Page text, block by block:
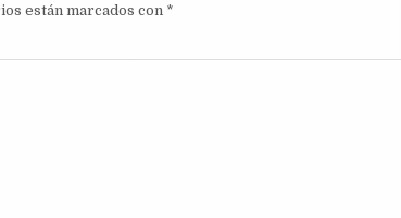
están marcados con *